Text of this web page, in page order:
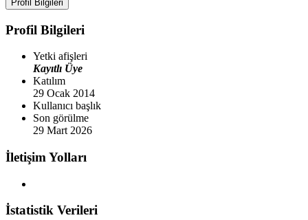
Profil Bilgileri
Profil Bilgileri
Yetki afişleri
Kayıtlı Üye
Katılım
29 Ocak 2014
Kullanıcı başlık
Son görülme
29 Mart 2026
İletişim Yolları
İstatistik Verileri